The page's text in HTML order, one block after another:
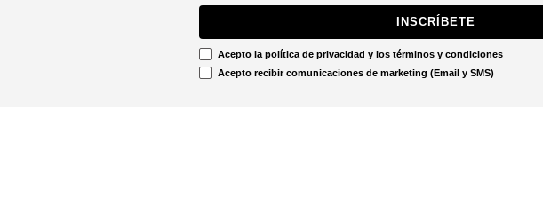
INSCRÍBETE
Acepto la política de privacidad y los términos y condiciones
Acepto recibir comunicaciones de marketing (Email y SMS)